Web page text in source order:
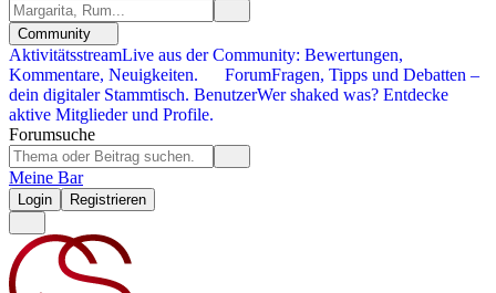
Community
AktivitätsstreamLive aus der Community: Bewertungen,
Kommentare, Neuigkeiten.
ForumFragen, Tipps und Debatten –
dein digitaler Stammtisch. BenutzerWer shaked was? Entdecke
aktive Mitglieder und Profile.
Forumsuche
Meine Bar
Login Registrieren